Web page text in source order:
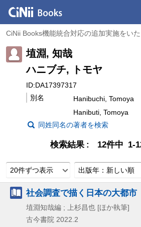
CiNii Books機能統合対応の追加実施をい
埴淵, 知哉
ハニブチ, トモヤ
ID:DA17397317
別名
Hanibuchi, Tomoya
Hanibuti, Tomoya
同姓同名の著者を検索
検索結果 12件中 1-
20件ずつ表示 出版年：新しい順
社会調査で描く日本の大都市
埴淵知哉編 ; 上杉昌也 [ほか執筆]
古今書院 2022.2